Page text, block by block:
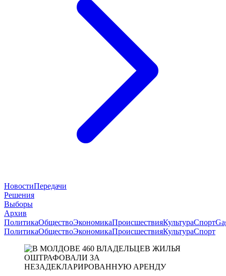
НовостиПередачи
Решения
Выборы
Архив
ПолитикаОбществоЭкономикаПроисшествияКультураСпорт
ПолитикаОбществоЭкономикаПроисшествияКультураСпорт